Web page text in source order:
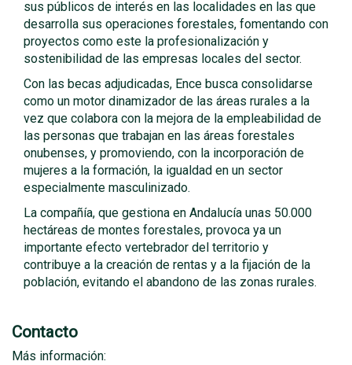
sus públicos de interés en las localidades en las que
desarrolla sus operaciones forestales, fomentando con
proyectos como este la profesionalización y
sostenibilidad de las empresas locales del sector.
Con las becas adjudicadas, Ence busca consolidarse
como un motor dinamizador de las áreas rurales a la
vez que colabora con la mejora de la empleabilidad de
las personas que trabajan en las áreas forestales
onubenses, y promoviendo, con la incorporación de
mujeres a la formación, la igualdad en un sector
especialmente masculinizado.
La compañía, que gestiona en Andalucía unas 50.000
hectáreas de montes forestales, provoca ya un
importante efecto vertebrador del territorio y
contribuye a la creación de rentas y a la fijación de la
población, evitando el abandono de las zonas rurales.
Contacto
Más información: